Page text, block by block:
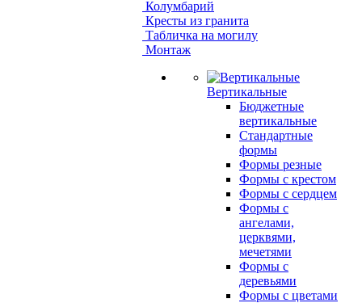
Колумбарий
Кресты из гранита
Табличка на могилу
Монтаж
Вертикальные
Бюджетные
вертикальные
Стандартные
формы
Формы резные
Формы с крестом
Формы с сердцем
Формы с
ангелами,
церквями,
мечетями
Формы с
деревьями
Формы с цветами